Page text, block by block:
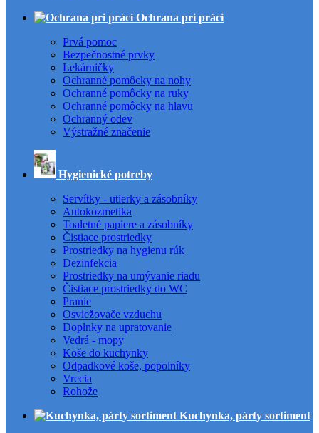
Ochrana pri práci
Prvá pomoc
Bezpečnostné prvky
Lekárničky
Ochranné pomôcky na nohy
Ochranné pomôcky na ruky
Ochranné pomôcky na hlavu
Ochranný odev
Výstražné značenie
Hygienické potreby
Servítky - utierky a zásobníky
Autokozmetika
Toaletné papiere a zásobníky
Čistiace prostriedky
Prostriedky na hygienu rúk
Dezinfekcia
Prostriedky na umývanie riadu
Čistiace prostriedky do WC
Pranie
Osviežovače vzduchu
Doplnky na upratovanie
Vedrá - mopy
Koše do kuchynky
Odpadkové koše, popolníky
Vrecia
Rohože
Kuchynka, párty sortiment